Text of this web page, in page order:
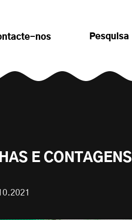
nos Pesquisa
E CONTAGENS